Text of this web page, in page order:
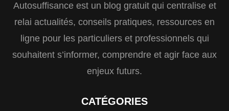
Autosuffisance est un blog gratuit qui centralise et
relai actualités, conseils pratiques, ressources en
ligne pour les particuliers et professionnels qui
souhaitent s’informer, comprendre et agir face aux
enjeux futurs.
CATÉGORIES